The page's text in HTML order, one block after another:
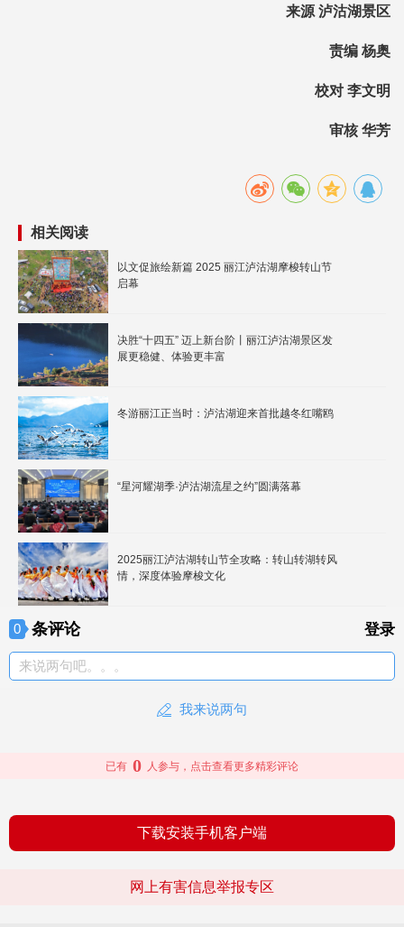
来源 泸沽湖景区
责编 杨奥
校对 李文明
审核 华芳
相关阅读
以文促旅绘新篇 2025 丽江泸沽湖摩梭转山节
启幕
决胜“十四五” 迈上新台阶丨丽江泸沽湖景区发
展更稳健、体验更丰富
冬游丽江正当时：泸沽湖迎来首批越冬红嘴鸥
“星河耀湖季·泸沽湖流星之约”圆满落幕
2025丽江泸沽湖转山节全攻略：转山转湖转风
情，深度体验摩梭文化
0 条评论 登录
来说两句吧。。。
我来说两句
已有 0 人参与，点击查看更多精彩评论
下载安装手机客户端
网上有害信息举报专区